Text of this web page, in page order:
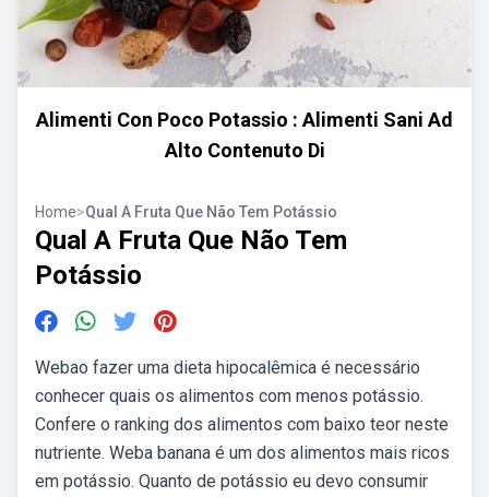
Alimenti Con Poco Potassio : Alimenti Sani Ad
Alto Contenuto Di
Home>Qual A Fruta Que Não Tem Potássio
Qual A Fruta Que Não Tem
Potássio
Webao fazer uma dieta hipocalêmica é necessário
conhecer quais os alimentos com menos potássio.
Confere o ranking dos alimentos com baixo teor neste
nutriente. Weba banana é um dos alimentos mais ricos
em potássio. Quanto de potássio eu devo consumir